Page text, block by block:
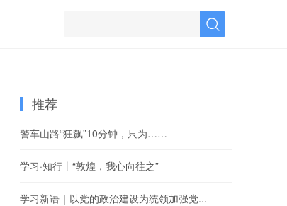
推荐
警车山路“狂飙”10分钟，只为……
学习·知行丨“敦煌，我心向往之”
学习新语｜以党的政治建设为统领加强党...